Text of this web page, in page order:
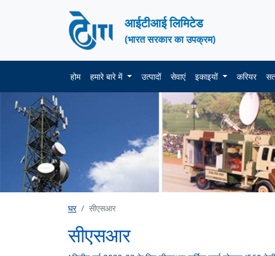
आईटीआई लिमिटेड
(भारत सरकार का उपक्रम)
होम हमारे बारे में उत्पादों सेवाएं इकाइयों करियर
घर सीएसआर
सीएसआर